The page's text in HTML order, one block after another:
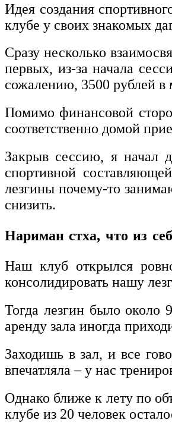
Идея создания
клубе у своих знакомых
Сразу несколько
первых, из-за начала
сожалению, 3500 рублей в
Помимо финансовой
соответственно домой
Закрыв сессию, я начал
спортивной
лезгины почему-то
снизить.
Нариман стха, что из
Наш клуб открылся
консолидировать нашу
Тогда лезгин было около
аренду зала иногда
Заходишь в зал, и все
впечатляла – у нас
Однако ближе к лету по
клубе из 20 человек